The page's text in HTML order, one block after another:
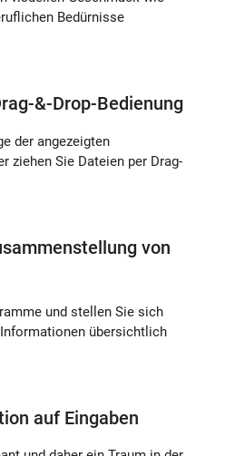
Bedürnisse
&-Drop-Bedienung
der angezeigten
ziehen Sie Dateien per Drag-
von
und stellen Sie sich
übersichtlich
auf Eingaben